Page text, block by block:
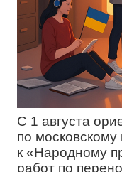
С 1 августа
по
к «Народному
работ по